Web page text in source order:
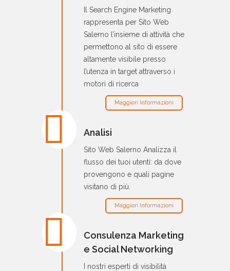
Maggiori Informazioni
Il Search Engine Marketing
rappresenta per Sito Web
Salerno l’insieme di attività che
permettono al sito di essere
altamente visibile presso
l’utenza in target attraverso i
motori di ricerca
Analisi
Maggiori Informazioni
Sito Web Salerno Analizza il
flusso dei tuoi utenti: da dove
provengono e quali pagine
visitano di più.
Consulenza Marketing
e Social Networking
I nostri esperti di visibilità